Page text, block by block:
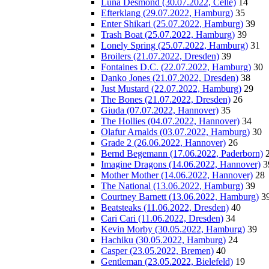
Luna Desmond (30.07.2022, Celle) 14
Efterklang (29.07.2022, Hamburg) 35
Enter Shikari (25.07.2022, Hamburg) 39
Trash Boat (25.07.2022, Hamburg) 39
Lonely Spring (25.07.2022, Hamburg) 31
Broilers (21.07.2022, Dresden) 39
Fontaines D.C. (22.07.2022, Hamburg) 30
Danko Jones (21.07.2022, Dresden) 38
Just Mustard (22.07.2022, Hamburg) 29
The Bones (21.07.2022, Dresden) 26
Giuda (07.07.2022, Hannover) 35
The Hollies (04.07.2022, Hannover) 34
Olafur Arnalds (03.07.2022, Hamburg) 30
Grade 2 (26.06.2022, Hannover) 26
Bernd Begemann (17.06.2022, Paderborn)
Imagine Dragons (14.06.2022, Hannover)
Mother Mother (14.06.2022, Hannover) 28
The National (13.06.2022, Hamburg) 39
Courtney Barnett (13.06.2022, Hamburg)
Beatsteaks (11.06.2022, Dresden) 40
Cari Cari (11.06.2022, Dresden) 34
Kevin Morby (30.05.2022, Hamburg) 39
Hachiku (30.05.2022, Hamburg) 24
Casper (23.05.2022, Bremen) 40
Gentleman (23.05.2022, Bielefeld) 19